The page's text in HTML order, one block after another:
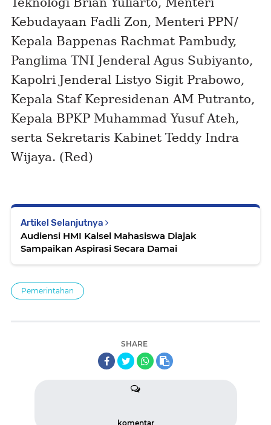
Kebudayaan Fadli Zon, Menteri PPN/
Kepala Bappenas Rachmat Pambudy,
Panglima TNI Jenderal Agus Subiyanto,
Kapolri Jenderal Listyo Sigit Prabowo,
Kepala Staf Kepresidenan AM Putranto,
Kepala BPKP Muhammad Yusuf Ateh,
serta Sekretaris Kabinet Teddy Indra
Wijaya. (Red)
Artikel Selanjutnya
Audiensi HMI Kalsel Mahasiswa Diajak
Sampaikan Aspirasi Secara Damai
Pemerintahan
SHARE
komentar